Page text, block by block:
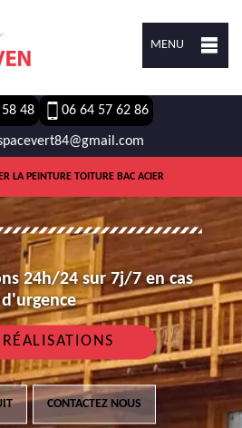
MENU
48 06 64 57 62 86
LA PEINTURE TOITURE BAC ACIER
24h/24 sur 7j/7 en cas
d'urgence
CONTACTEZ NOUS